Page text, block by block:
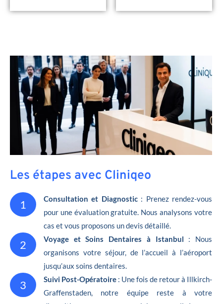
Les étapes avec Cliniqeo
1 Consultation et Diagnostic: Prenez rendez-vous
pour une évaluation gratuite. Nous analysons votre
cas et vous proposons un devis détaillé.
2 Voyage et Soins Dentaires à Istanbul : Nous
organisons votre séjour, de l’accueil à l’aéroport
jusqu’aux soins dentaires.
3 Suivi Post-Opératoire : Une fois de retour à Illkirch-
Graffenstaden, notre équipe reste à votre